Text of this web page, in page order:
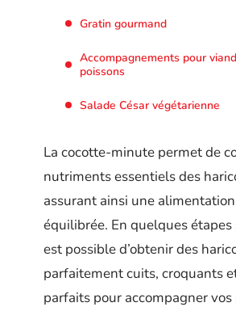
Gratin gourmand
Accompagnements pour
poissons
Salade César végétarienne
La cocotte-minute permet de
nutriments essentiels des
assurant ainsi une
équilibrée. En quelques
est possible d’obtenir des
parfaitement cuits, croquants
parfaits pour accompagner